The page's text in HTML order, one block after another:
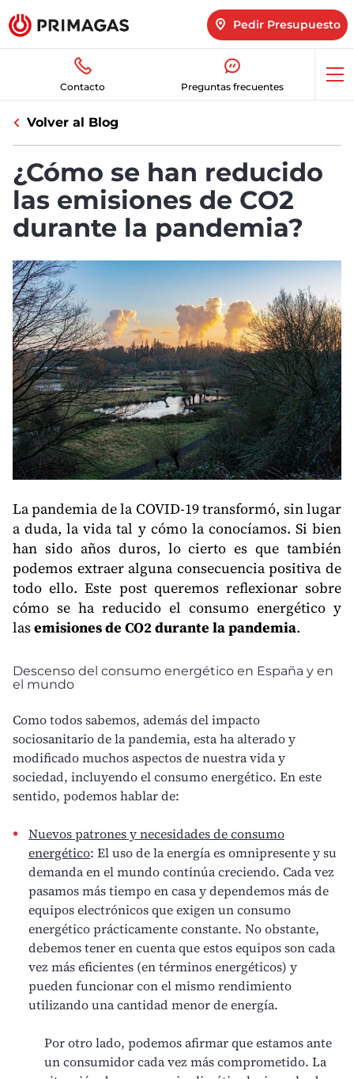
Pedir Presupuesto
Contacto Preguntas frecuentes
Volver al Blog
¿Cómo se han reducido
las emisiones de CO2
durante la pandemia?
La pandemia de la COVID-19 transformó, sin lugar
a duda, la vida tal y cómo la conocíamos. Si bien
han sido años duros, lo cierto es que también
podemos extraer alguna consecuencia positiva de
todo ello. Este post queremos reflexionar sobre
cómo se ha reducido el consumo energético y
lasemisiones de CO2 durante la pandemia.
Descenso del consumo energético en España y en
el mundo
Como todos sabemos, además del impacto
sociosanitario de la pandemia, esta ha alterado y
modificado muchos aspectos de nuestra vida y
sociedad, incluyendo el consumo energético. En este
sentido, podemos hablar de:
Nuevos patrones y necesidades de consumo
energético: Eluso de la energíaes omnipresente y su
demanda en el mundo continúa creciendo. Cada vez
pasamos más tiempo en casa y dependemos más de
equipos electrónicos que exigen un consumo
energético prácticamente constante. No obstante,
debemos tener en cuenta que estos equipos son cada
vez máseficientes (en términos energéticos) y
pueden funcionar con el mismo rendimiento
utilizando una cantidad menor de energía.
Por otro lado, podemos afirmar que estamos ante
unconsumidor cada vez más comprometido. La